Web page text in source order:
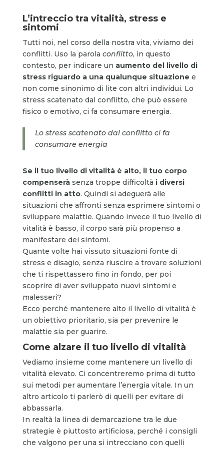
L’intreccio tra vitalità, stress e
sintomi
Tutti noi, nel corso della nostra vita, viviamo dei
conflitti. Uso la parola conflitto, in questo
contesto, per indicare un aumento del livello di
stress riguardo a una qualunque situazione e
non come sinonimo di lite con altri individui. Lo
stress scatenato dal conflitto, che può essere
fisico o emotivo, ci fa consumare energia.
Lo stress scatenato dal conflitto ci fa
consumare energia
Se il tuo livello di vitalità è alto, il tuo corpo
compenserà senza troppe difficoltà i diversi
conflitti in atto. Quindi si adeguerà alle
situazioni che affronti senza esprimere sintomi o
sviluppare malattie. Quando invece il tuo livello di
vitalità è basso, il corpo sarà più propenso a
manifestare dei sintomi.
Quante volte hai vissuto situazioni fonte di
stress e disagio, senza riuscire a trovare soluzioni
che ti rispettassero fino in fondo, per poi
scoprire di aver sviluppato nuovi sintomi e
malesseri?
Ecco perché mantenere alto il livello di vitalità è
un obiettivo prioritario, sia per prevenire le
malattie sia per guarire.
Come alzare il tuo livello di vitalità
Vediamo insieme come mantenere un livello di
vitalità elevato. Ci concentreremo prima di tutto
sui metodi per aumentare l’energia vitale. In un
altro articolo ti parlerò di quelli per evitare di
abbassarla.
In realtà la linea di demarcazione tra le due
strategie è piuttosto artificiosa, perché i consigli
che valgono per una si intrecciano con quelli